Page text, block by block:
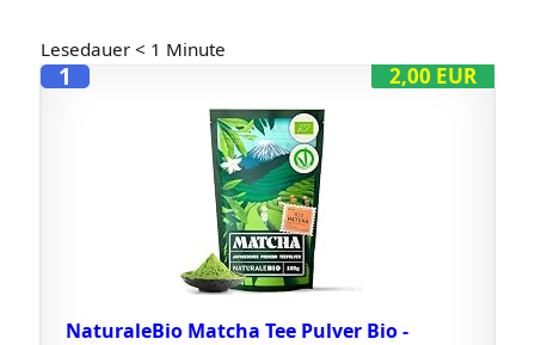
Lesedauer < 1 Minute
2,00 EUR
1
NaturaleBio Matcha Tee Pulver Bio -